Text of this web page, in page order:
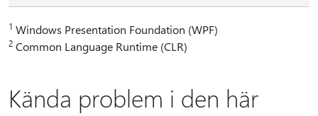
1 Windows Presentation Foundation (WPF)
2 Common Language Runtime (CLR)
Kända problem i den här